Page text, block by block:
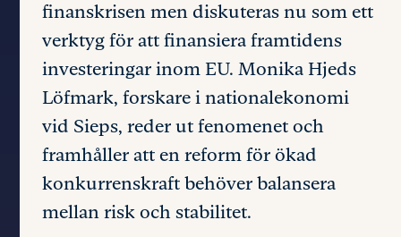
finanskrisen men diskuteras nu som ett
verktyg för att finansiera framtidens
investeringar inom EU. Monika Hjeds
Löfmark, forskare i nationalekonomi
vid Sieps, reder ut fenomenet och
framhåller att en reform för ökad
konkurrenskraft behöver balansera
mellan risk och stabilitet.